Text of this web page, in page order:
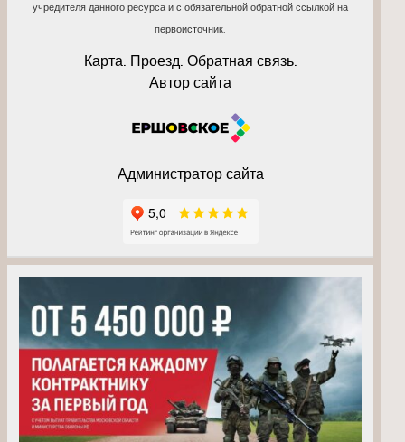
учредителя данного ресурса и с обязательной обратной ссылкой на
первоисточник.
Карта. Проезд. Обратная связь.
Автор сайта
Администратор сайта